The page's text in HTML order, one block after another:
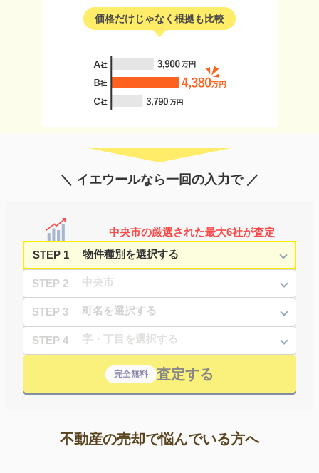
価格だけじゃなく根拠も比較
＼ イエウールなら一回の入力で ／
中央市の厳選された最大6社が査定
STEP 1
STEP 2
STEP 3
STEP 4
完全無料 査定する
不動産の売却で悩んでいる方へ